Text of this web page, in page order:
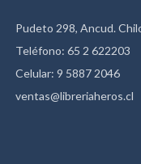
Pudeto 298, Ancud.
Teléfono: 65 2 622203
Celular: 9 5887 2046
ventas@libreriaheros.cl